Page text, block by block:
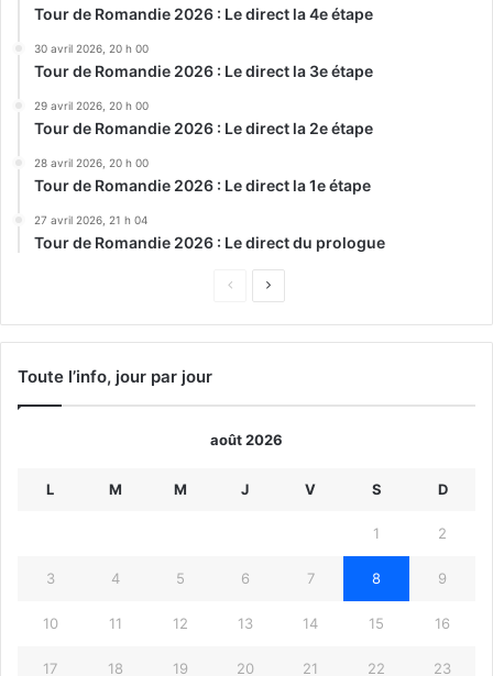
Tour de Romandie 2026 : Le direct la 4e étape
30 avril 2026, 20 h 00
Tour de Romandie 2026 : Le direct la 3e étape
29 avril 2026, 20 h 00
Tour de Romandie 2026 : Le direct la 2e étape
28 avril 2026, 20 h 00
Tour de Romandie 2026 : Le direct la 1e étape
27 avril 2026, 21 h 04
Tour de Romandie 2026 : Le direct du prologue
Page
Page
Toute l’info, jour par jour
août 2026
L M M J V S D
1 2
3 4 5 6 7 8 9
10 11 12 13 14 15 16
17 18 19 20 21 22 23